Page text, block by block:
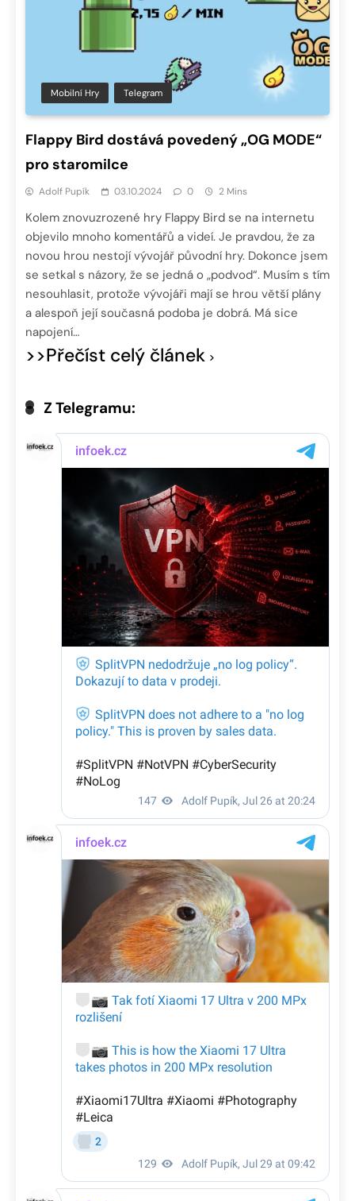
Mobilní Hry Telegram
Flappy Bird dostává povedený „OG MODE“
pro staromilce
Adolf Pupík 03.10.2024 0 2 Mins
Kolem znovuzrozené hry Flappy Bird se na internetu
objevilo mnoho komentářů a videí. Je pravdou, že za
novou hrou nestojí vývojář původní hry. Dokonce jsem
se setkal s názory, že se jedná o „podvod“. Musím s tím
nesouhlasit, protože vývojáři mají se hrou větší plány
a alespoň její současná podoba je dobrá. Má sice
napojení…
>>Přečíst celý článek
Z Telegramu: